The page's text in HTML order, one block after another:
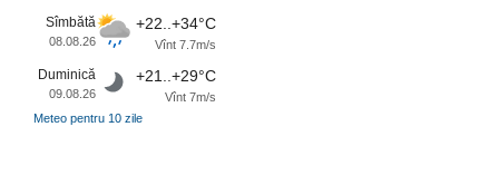
Sîmbătă
08.08.26
+22..+34°C
Vînt 7.7m/s
Duminică
09.08.26
+21..+29°C
Vînt 7m/s
Meteo pentru 10 zile